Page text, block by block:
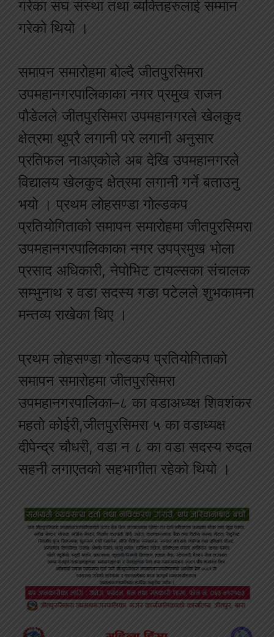
गरेका संघ संस्था तथा ब्यक्तिहरुलाई सम्मान
गरेको थियो ।
समापन समारोहमा बोल्दै जीतपुरसिमरा
उपमहानगरपालिकाका नगर प्रमुख राजन
पौडेलले जीतपुरसिमरा उपमहानगरले खेलकुद
क्षेत्रमा थुप्रै लगानी परे लगानी अनुसार
प्रतिफल नाअएकोले अब देखि उपमहानगरले
विद्यालय खेलकुद क्षेत्रमा लगानी गर्ने बताउनु
भयो । प्रथम लोहसण्डा गोल्डकप
प्रतियोगिताको समापन समारोहमा जीतपुरसिमरा
उपमहानगरपालिकाका नगर उपप्रमुख भोला
प्रसाद अधिकारी, नेपोभिट टायल्सका संचालक
सम्भुनाथ र वडा सदस्य गङा पटेलले शुभकामना
मन्तव्य राखेका थिए ।
प्रथम लोहसण्डा गोल्डकप प्रतियोगिताको
समापन समारोहमा जीतपुरसिमरा
उपमहानगरपालिका–८ का वडाअध्य्क्ष शिवशंकर
महतो कोईरी,जीतपुरसिमरा ५ का वडाध्यक्ष
दीपेन्द्र चौधरी, वडा न ८ का वडा सदस्य रुदल
सहनी लगाएतको सहभागीता रहेको थियो ।